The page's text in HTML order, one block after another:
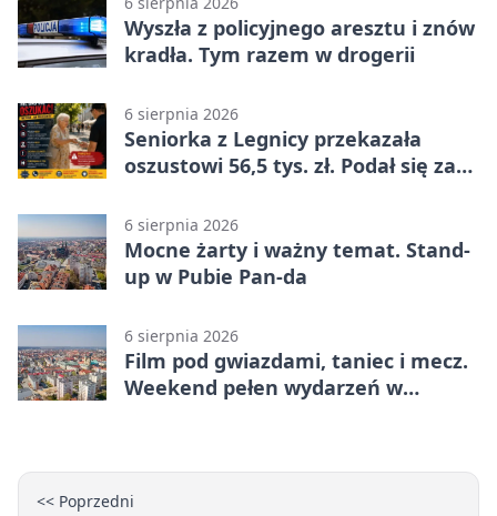
Wyszła z policyjnego aresztu i znów
kradła. Tym razem w drogerii
6 sierpnia 2026
Seniorka z Legnicy przekazała
oszustowi 56,5 tys. zł. Podał się za
6 sierpnia 2026
Mocne żarty i ważny temat. Stand-
up w Pubie Pan-da
6 sierpnia 2026
Film pod gwiazdami, taniec i mecz.
Weekend pełen wydarzeń w
<< Poprzedni